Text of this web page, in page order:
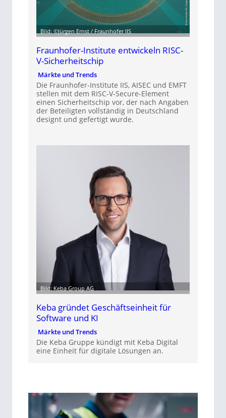
Bild: ©Jürgen Ernst / Fraunhofer IIS
Fraunhofer-Institute entwickeln RISC-
V-Sicherheitschip
Märkte und Trends
Die Fraunhofer-Institute IIS, AISEC und EMFT
stellen mit dem RISC-V-Secure-Element
einen Sicherheitschip vor, der nach Angaben
der Beteiligten vollständig in Deutschland
designt und gefertigt wurde.
Bild: Keba Group AG
Keba gründet Geschäftseinheit für
Software und KI
Märkte und Trends
Die Keba Gruppe kündigt mit Keba Digital
eine Einheit für digitale Lösungen an.